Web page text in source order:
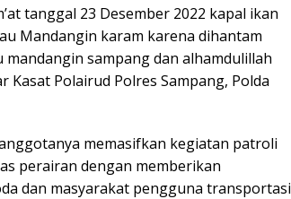
tanggal 23 Desember 2022 kapal ikan
Mandangin karam karena dihantam
sampang dan alhamdulillah
Polairud Polres Sampang, Polda
memasifkan kegiatan patroli
perairan dengan memberikan
dan masyarakat pengguna transportasi